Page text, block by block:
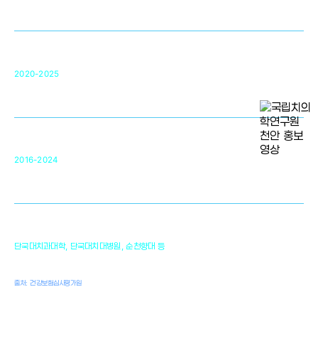
2020-2025
2016-2024
단국대치과대학, 단국대치대병원, 순천향대 등
출처: 건강보험심사평가원